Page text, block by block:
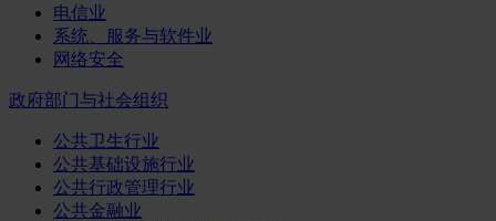
电信业
系统、服务与软件业
网络安全
政府部门与社会组织
公共卫生行业
公共基础设施行业
公共行政管理行业
公共金融业